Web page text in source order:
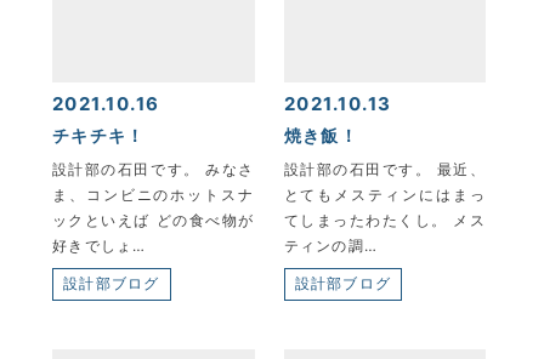
2021.10.16
チキチキ！
設計部の石田です。 みなさ
ま、コンビニのホットスナ
ックといえば どの食べ物が
好きでしょ…
設計部ブログ
2021.10.13
焼き飯！
設計部の石田です。 最近、
とてもメスティンにはまっ
てしまったわたくし。 メス
ティンの調…
設計部ブログ